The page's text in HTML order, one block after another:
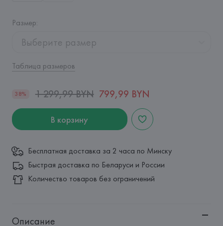
Размер:
Выберите размер
Таблица размеров
38% 1 299,99 BYN 799,99 BYN
В корзину
Бесплатная доставка за 2 часа по Минску
Быстрая доставка по Беларуси и России
Количество товаров без ограничений
Описание